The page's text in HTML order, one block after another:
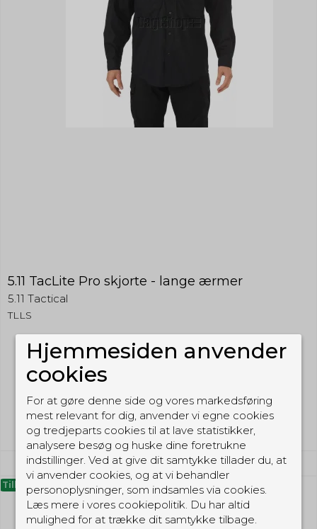
5.11 TacLite Pro skjorte - lange ærmer
5.11 Tactical
TLLS
529,00 DKK
(inkl. moms)
Vis produkt
Tilbud
Hjemmesiden anvender
cookies
For at gøre denne side og vores markedsføring
mest relevant for dig, anvender vi egne cookies
og tredjeparts cookies til at lave statistikker,
analysere besøg og huske dine foretrukne
indstillinger. Ved at give dit samtykke tillader du, at
vi anvender cookies, og at vi behandler
personoplysninger, som indsamles via cookies.
Læs mere i vores cookiepolitik. Du har altid
mulighed for at trække dit samtykke tilbage.